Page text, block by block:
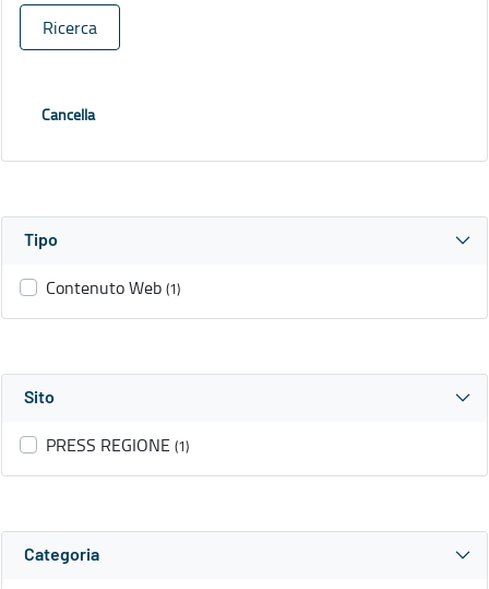
Ricerca
Cancella
Tipo
Contenuto Web (1)
Sito
PRESS REGIONE (1)
Categoria